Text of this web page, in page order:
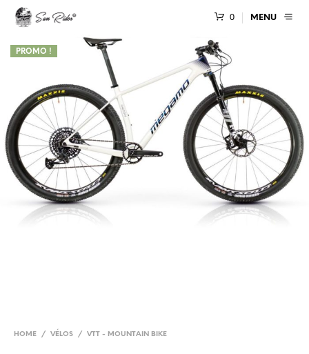
0 MENU
PROMO !
HOME / VÉLOS / VTT - MOUNTAIN BIKE